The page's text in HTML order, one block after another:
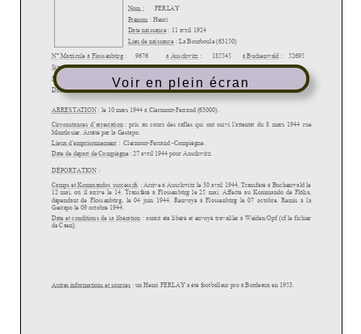
Voir en plein écran